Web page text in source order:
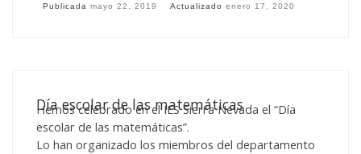
Publicadamayo 22, 2019 Actualizadoenero 17, 2020
Día escolar de las matemáticas
Hemos celebrado en el IES Sierra Nevada el “Día
escolar de las matemáticas”.
Lo han organizado los miembros del departamento